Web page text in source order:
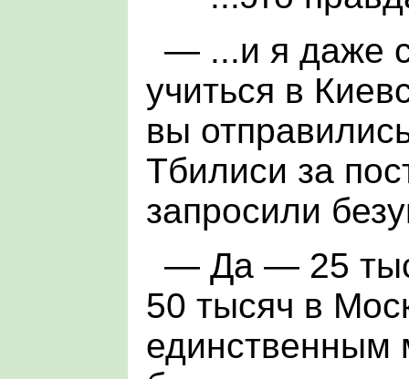
— ...и я даже
учиться в
вы
Тбилиси за
запросили
— Да — 25
50 тысяч в
единственным